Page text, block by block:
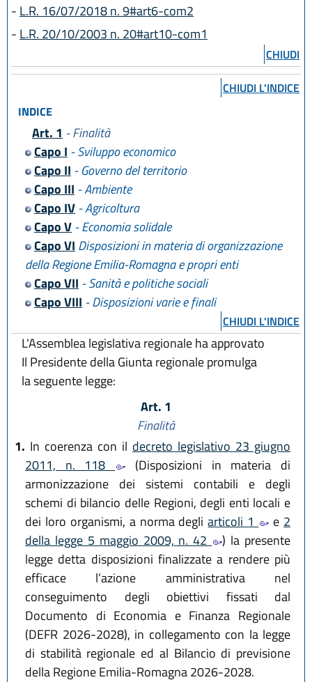
- L.R. 16/07/2018 n. 9#art6-com2
- L.R. 20/10/2003 n. 20#art10-com1
CHIUDI
CHIUDI L'INDICE
INDICE
Art. 1 - Finalità
Capo I - Sviluppo economico
Capo II - Governo del territorio
Capo III - Ambiente
Capo IV- Agricoltura
Capo V- Economia solidale
Capo VI Disposizioni in materia di organizzazione
della Regione Emilia-Romagna e propri enti
Capo VII - Sanità e politiche sociali
Capo VIII - Disposizioni varie e finali
CHIUDI L'INDICE
L'Assemblea legislativa regionale ha approvato
Il Presidente della Giunta regionale promulga
la seguente legge:
Art. 1
Finalità
1. In coerenza con il decreto legislativo 23 giugno
2011, n. 118
(Disposizioni in materia di
armonizzazione dei sistemi contabili e degli
schemi di bilancio delle Regioni, degli enti locali e
dei loro organismi, a norma degliarticoli 1 e 2
della legge 5 maggio 2009, n. 42
) la presente
legge detta disposizioni finalizzate a rendere più
efficace l’azione amministrativa nel
conseguimento degli obiettivi fissati dal
Documento di Economia e Finanza Regionale
(DEFR 2026-2028), in collegamento con la legge
di stabilità regionale ed al Bilancio di previsione
della Regione Emilia-Romagna 2026-2028.